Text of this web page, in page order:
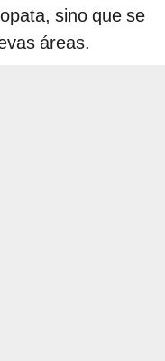
sino que se
áreas.